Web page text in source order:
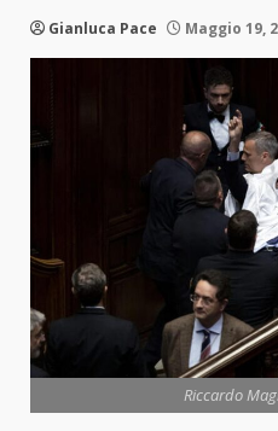
Gianluca Pace Maggio 19,
Riccardo